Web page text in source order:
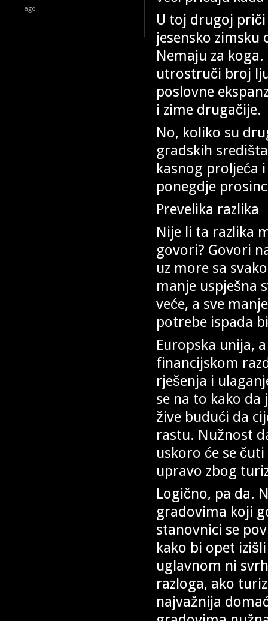
ago
U toj drugoj priči
jesensko
Nemaju za
utrostruči broj
poslovne
i zime drugačije.
No, koliko su
gradskih
kasnog proljeća
ponegdje
Prevelika razlika
Nije li ta razlika
govori? Govori
uz more sa
manje uspješna
veće, a sve
potrebe ispada
Europska unija,
financijskom
rješenja i
se na to kako
žive budući da
rastu. Nužnost
uskoro će se
upravo zbog
Logično, pa da.
gradovima koji
stanovnici se
kako bi opet
uglavnom ni
razloga, ako
najvažnija